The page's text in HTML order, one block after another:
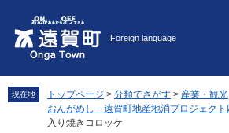
先
頭
を
飛
Foreign language
現在地 トップページ > 分類でさがす > 産業・観光
おんがめし－遠賀町地産地消プロジェクト
入り焼きコロッケ